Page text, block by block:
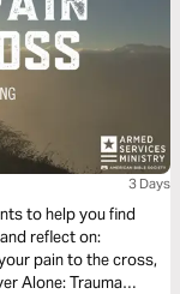
3 Days
to help you find
reflect on:
pain to the cross,
Alone: Trauma